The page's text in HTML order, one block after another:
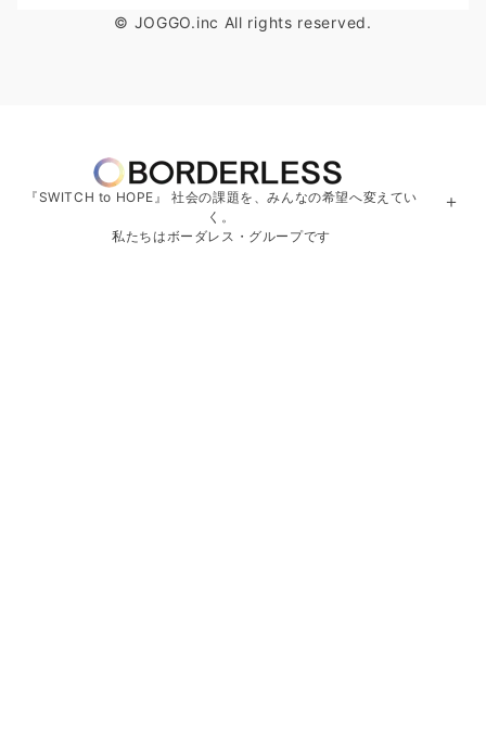
© JOGGO.inc All rights reserved.
『SWITCH to HOPE』 社会の課題を、みんなの希望へ変えてい
く。
私たちはボーダレス・グループです
＋